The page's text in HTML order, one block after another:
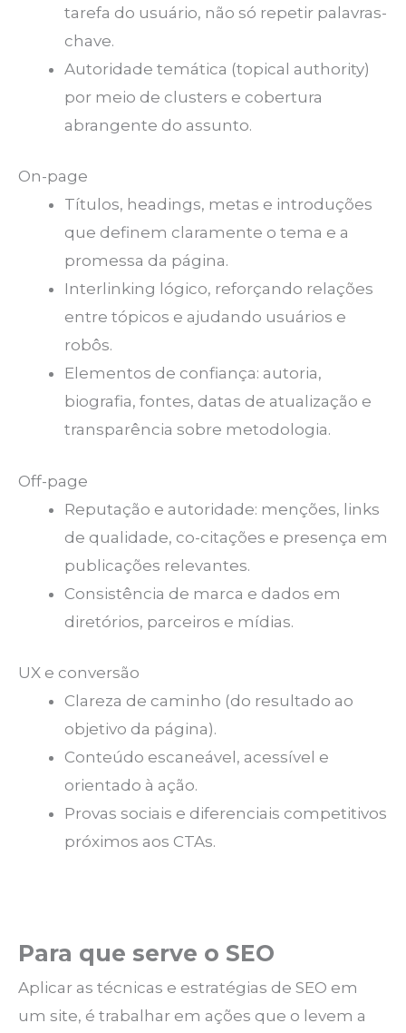
tarefa do usuário, não só repetir palavras-
chave.
Autoridade temática (topical authority)
por meio de clusters e cobertura
abrangente do assunto.
On-page
Títulos, headings, metas e introduções
que definem claramente o tema e a
promessa da página.
Interlinking lógico, reforçando relações
entre tópicos e ajudando usuários e
robôs.
Elementos de confiança: autoria,
biografia, fontes, datas de atualização e
transparência sobre metodologia.
Off-page
Reputação e autoridade: menções, links
de qualidade, co-citações e presença em
publicações relevantes.
Consistência de marca e dados em
diretórios, parceiros e mídias.
UX e conversão
Clareza de caminho (do resultado ao
objetivo da página).
Conteúdo escaneável, acessível e
orientado à ação.
Provas sociais e diferenciais competitivos
próximos aos CTAs.
Para que serve o SEO
Aplicar as técnicas e estratégias de SEO em
um site, é trabalhar em ações que o levem a